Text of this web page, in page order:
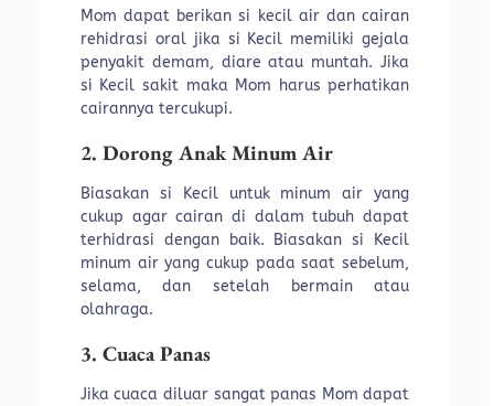
Mom dapat berikan si kecil air dan cairan
rehidrasi oral jika si Kecil memiliki gejala
penyakit demam, diare atau muntah. Jika
si Kecil sakit maka Mom harus perhatikan
cairannya tercukupi.
2. Dorong Anak Minum Air
Biasakan si Kecil untuk minum air yang
cukup agar cairan di dalam tubuh dapat
terhidrasi dengan baik. Biasakan si Kecil
minum air yang cukup pada saat sebelum,
selama, dan setelah bermain atau
olahraga.
3. Cuaca Panas
Jika cuaca diluar sangat panas Mom dapat